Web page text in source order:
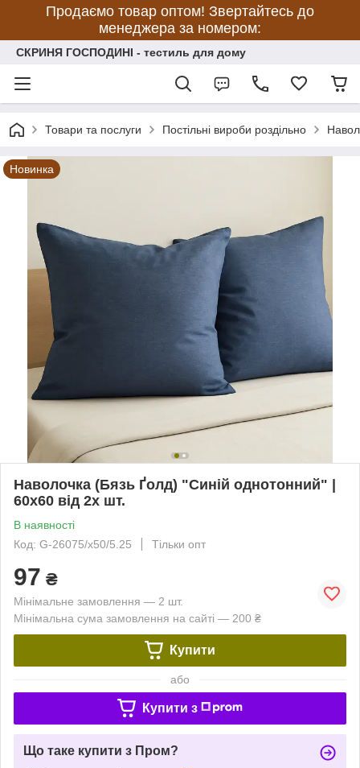
Продаємо товар оптом! Звертайтесь до
менеджера за номером:
СКРИНЯ ГОСПОДИНІ - тестиль для дому
Товари та послуги Постільні вироби роздільно
Новинка
Наволочка (Бязь Ґолд) "Синій однотонний" |
60х60 від 2х шт.
В наявності
Код: G-26075/x50/5.25
Тільки опт
97 ₴
Мінімальне замовлення — 2 шт.
Мінімальна сума замовлення на сайті — 200 ₴
Купити
або
Купити з
Що таке купити з Пром?